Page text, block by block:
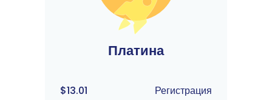
Платина
$13.01
Регистрация